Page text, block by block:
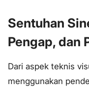
Sentuhan
Pengap, dan
Dari aspek teknis
menggunakan